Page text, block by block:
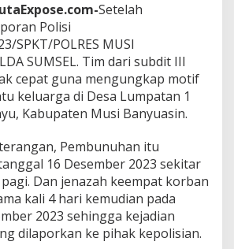
P
e
l
a
k
u
P
e
b
u
n
u
h
a
S
Setelah
Polisi
SPKT/POLRES MUSI
SUMSEL. Tim dari subdit III
cepat guna mengungkap motif
keluarga di Desa Lumpatan 1
Kabupaten Musi Banyuasin.
Pembunuhan itu
16 Desember 2023 sekitar
Dan jenazah keempat korban
kali 4 hari kemudian pada
2023 sehingga kejadian
dilaporkan ke pihak kepolisian.